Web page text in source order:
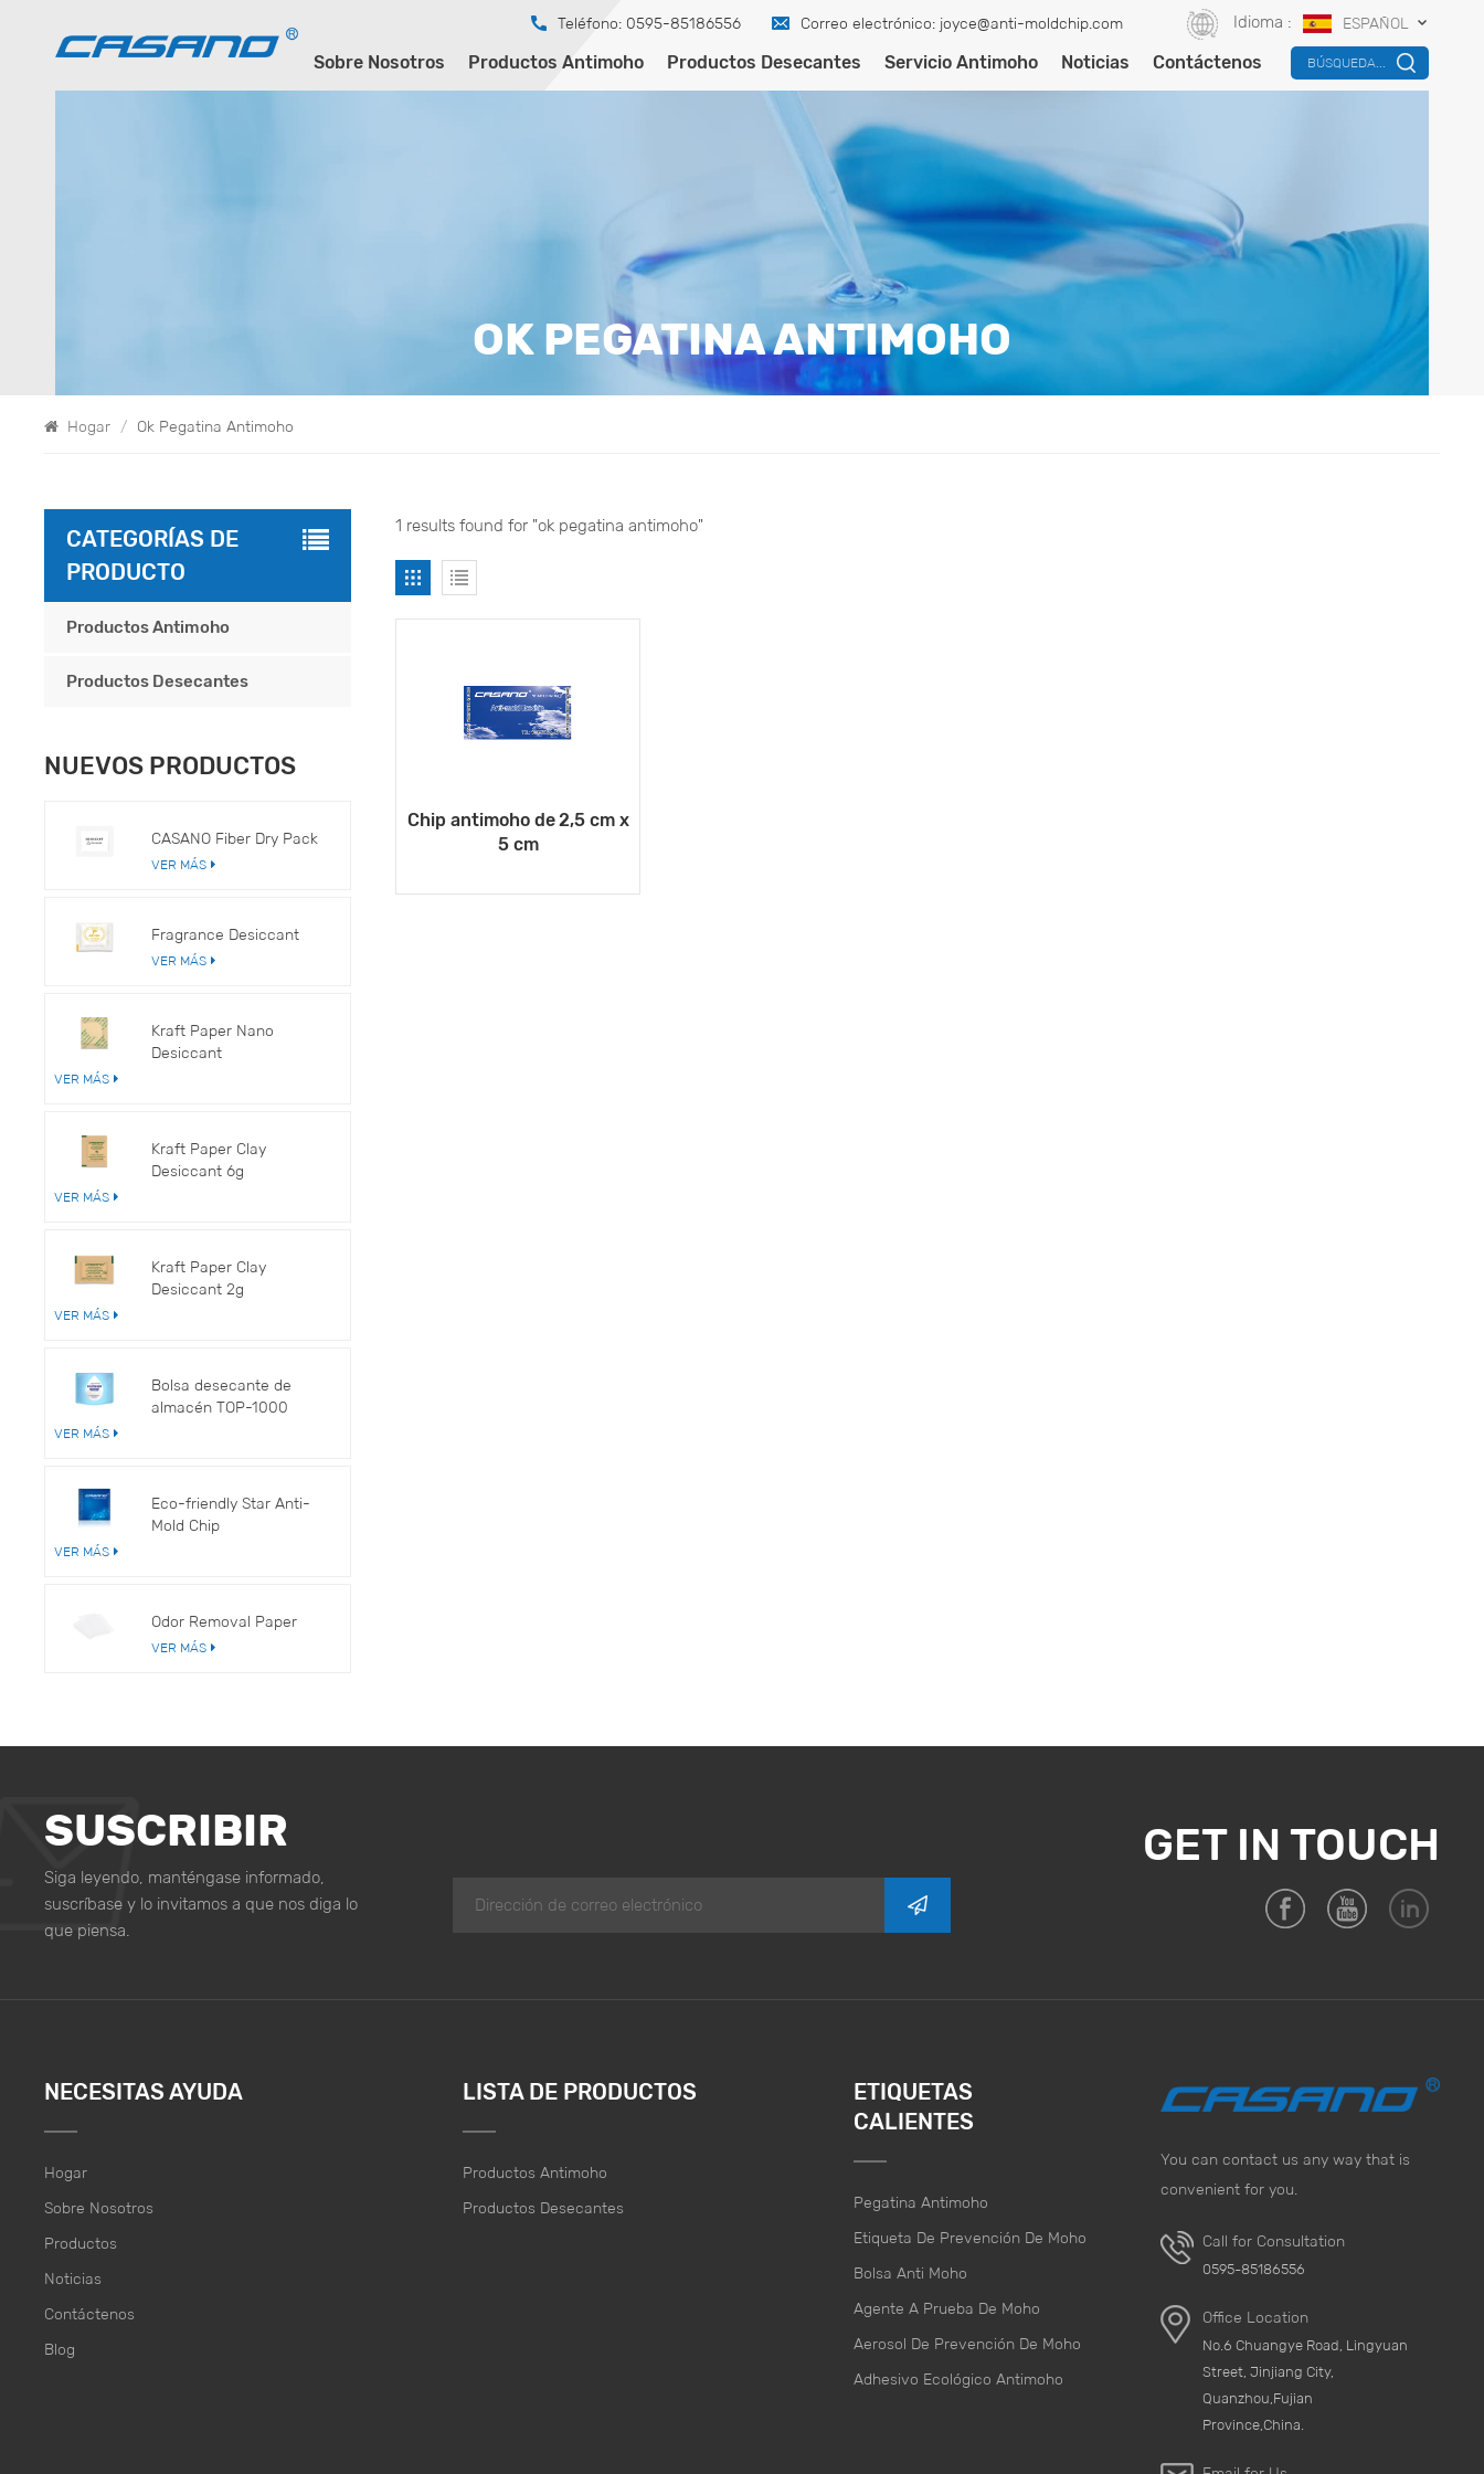
Teléfono: 0595-85186556 Correo electrónico: joyce@anti-moldchip.com Idioma : ESPAÑOL
Sobre Nosotros Productos Antimoho Productos Desecantes Servicio Antimoho Noticias Contáctenos BÚSQUEDA...
OK PEGATINA ANTIMOHO
Hogar / Ok Pegatina Antimoho
1 results found for "ok pegatina antimoho"
Chip antimoho de 2,5 cm x
5 cm
CATEGORÍAS DE
PRODUCTO
Productos Antimoho
Productos Desecantes
NUEVOS PRODUCTOS
CASANO Fiber Dry Pack
VER MÁS
Fragrance Desiccant
VER MÁS
Kraft Paper Nano
Desiccant
VER MÁS
Kraft Paper Clay
Desiccant 6g
VER MÁS
Kraft Paper Clay
Desiccant 2g
VER MÁS
Bolsa desecante de
almacén TOP-1000
VER MÁS
Eco-friendly Star Anti-
Mold Chip
VER MÁS
Odor Removal Paper
VER MÁS
SUSCRIBIR
Siga leyendo, manténgase informado,
suscríbase y lo invitamos a que nos diga lo
que piensa.
GET IN TOUCH
NECESITAS AYUDA
Hogar
Sobre Nosotros
Productos
Noticias
Contáctenos
Blog
LISTA DE PRODUCTOS
Productos Antimoho
Productos Desecantes
ETIQUETAS
CALIENTES
Pegatina Antimoho
Etiqueta De Prevención De Moho
Bolsa Anti Moho
Agente A Prueba De Moho
Aerosol De Prevención De Moho
Adhesivo Ecológico Antimoho
You can contact us any way that is
convenient for you.
Call for Consultation
0595-85186556
Office Location
No.6 Chuangye Road, Lingyuan
Street, Jinjiang City,
Quanzhou,Fujian
Province,China.